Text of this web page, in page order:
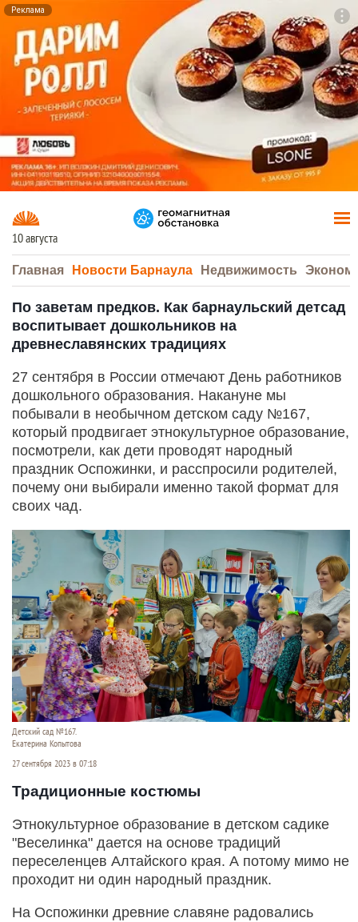
Реклама
10 августа
Главная Новости Барнаула Недвижимость
По заветам предков. Как барнаульский детсад
воспитывает дошкольников на
древнеславянских традициях
27 сентября в России отмечают День работников
дошкольного образования. Накануне мы
побывали в необычном детском саду №167,
который продвигает этнокультурное образование,
посмотрели, как дети проводят народный
праздник Оспожинки, и расспросили родителей,
почему они выбирали именно такой формат для
своих чад.
Детский сад №167.
Екатерина Копытова
27 сентября 2023 в 07:18
Традиционные костюмы
Этнокультурное образование в детском садике
"Веселинка" дается на основе традиций
переселенцев Алтайского края. А потому мимо не
проходит ни один народный праздник.
На Оспожинки древние славяне радовались